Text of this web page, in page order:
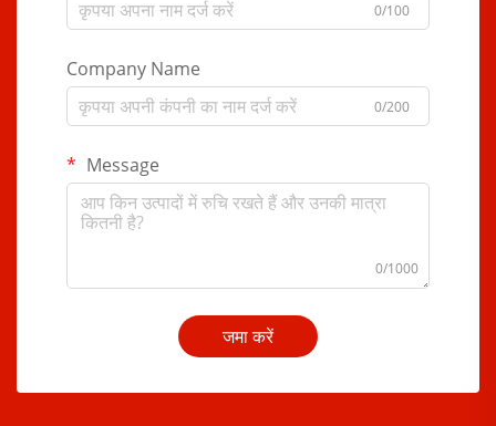
0/100
Company Name
0/200
Message
0/1000
जमा करें